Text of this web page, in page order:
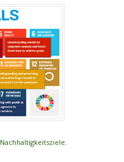
Nachhaltigkeitsziele,